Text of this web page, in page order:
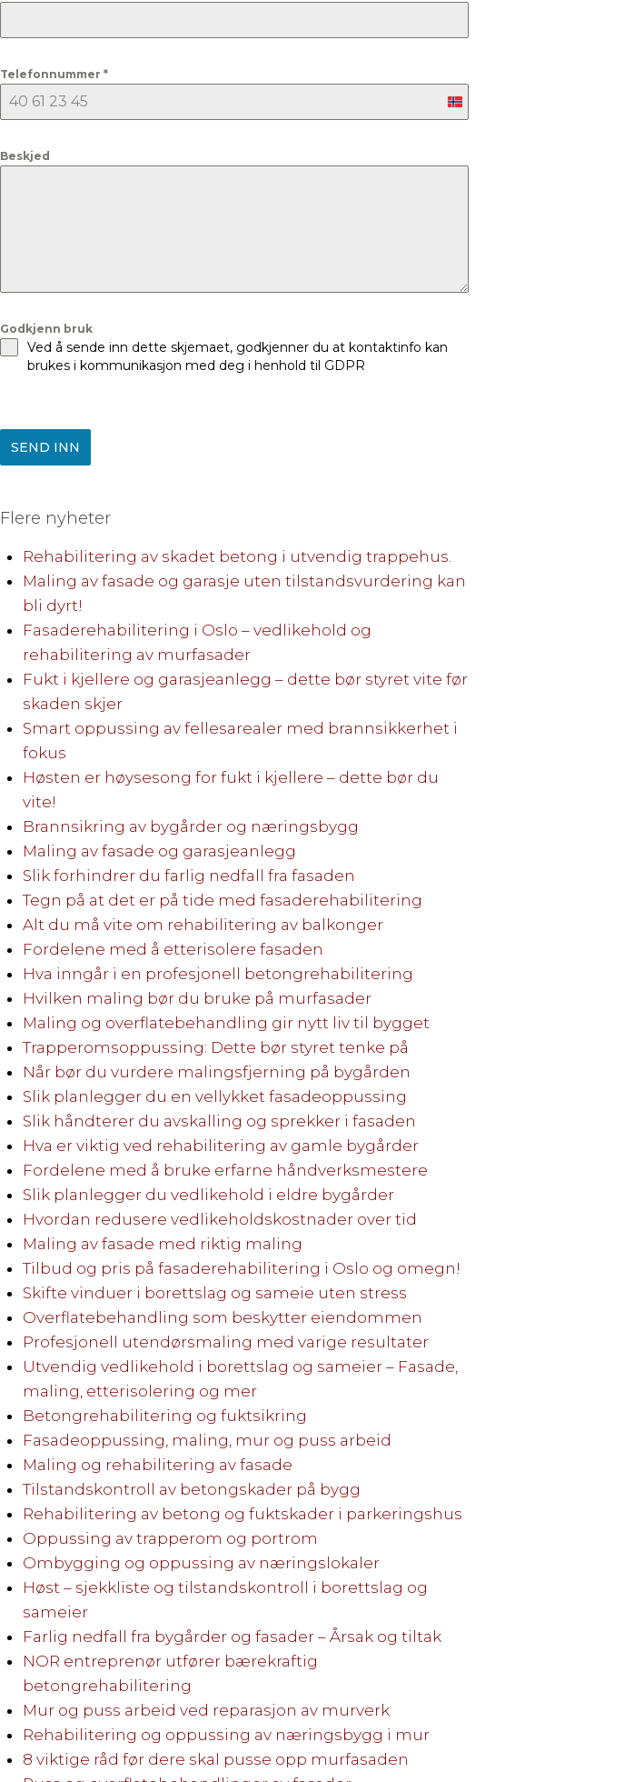
Telefonnummer *
Norway
Beskjed
Godkjenn bruk
Ved å sende inn dette skjemaet, godkjenner du at kontaktinfo kan
brukes i kommunikasjon med deg i henhold til GDPR
SEND INN
Flere nyheter
Rehabilitering av skadet betong i utvendig trappehus.
Maling av fasade og garasje uten tilstandsvurdering kan
bli dyrt!
Fasaderehabilitering i Oslo – vedlikehold og
rehabilitering av murfasader
Fukt i kjellere og garasjeanlegg – dette bør styret vite før
skaden skjer
Smart oppussing av fellesarealer med brannsikkerhet i
fokus
Høsten er høysesong for fukt i kjellere – dette bør du
vite!
Brannsikring av bygårder og næringsbygg
Maling av fasade og garasjeanlegg
Slik forhindrer du farlig nedfall fra fasaden
Tegn på at det er på tide med fasaderehabilitering
Alt du må vite om rehabilitering av balkonger
Fordelene med å etterisolere fasaden
Hva inngår i en profesjonell betongrehabilitering
Hvilken maling bør du bruke på murfasader
Maling og overflatebehandling gir nytt liv til bygget
Trapperomsoppussing: Dette bør styret tenke på
Når bør du vurdere malingsfjerning på bygården
Slik planlegger du en vellykket fasadeoppussing
Slik håndterer du avskalling og sprekker i fasaden
Hva er viktig ved rehabilitering av gamle bygårder
Fordelene med å bruke erfarne håndverksmestere
Slik planlegger du vedlikehold i eldre bygårder
Hvordan redusere vedlikeholdskostnader over tid
Maling av fasade med riktig maling
Tilbud og pris på fasaderehabilitering i Oslo og omegn!
Skifte vinduer i borettslag og sameie uten stress
Overflatebehandling som beskytter eiendommen
Profesjonell utendørsmaling med varige resultater
Utvendig vedlikehold i borettslag og sameier – Fasade,
maling, etterisolering og mer
Betongrehabilitering og fuktsikring
Fasadeoppussing, maling, mur og puss arbeid
Maling og rehabilitering av fasade
Tilstandskontroll av betongskader på bygg
Rehabilitering av betong og fuktskader i parkeringshus
Oppussing av trapperom og portrom
Ombygging og oppussing av næringslokaler
Høst – sjekkliste og tilstandskontroll i borettslag og
sameier
Farlig nedfall fra bygårder og fasader – Årsak og tiltak
NOR entreprenør utfører bærekraftig
betongrehabilitering
Mur og puss arbeid ved reparasjon av murverk
Rehabilitering og oppussing av næringsbygg i mur
8 viktige råd før dere skal pusse opp murfasaden